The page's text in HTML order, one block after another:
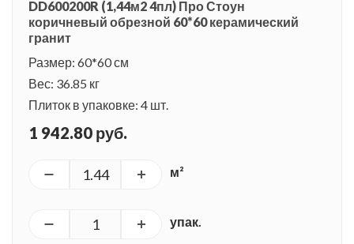
DD600200R (1,44м2 4пл) Про Стоун
коричневый обрезной 60*60 керамический
гранит
Размер: 60*60 см
Вес: 36.85 кг
Плиток в упаковке: 4 шт.
1 942.80 руб.
м²
упак.